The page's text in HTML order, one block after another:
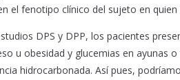
el fenotipo clínico del sujeto en
DPS y DPP, los pacientes
u obesidad y glucemias en ayunas
hidrocarbonada. Así pues,